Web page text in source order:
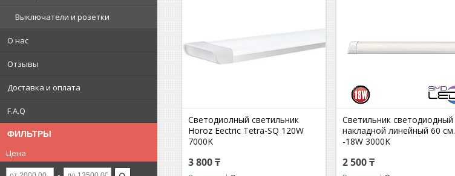
Выключатели и розетки
О нас
Отзывы
Доставка и оплата
F.A.Q
ФИЛЬТРЫ
Цена
Светодиолный светильник
Horoz Eectric Tetra-SQ 120W
7000K
3 800 ₸
Светильник светодиодный
накладной линейный 60 см.
-18W 3000K
2 500 ₸